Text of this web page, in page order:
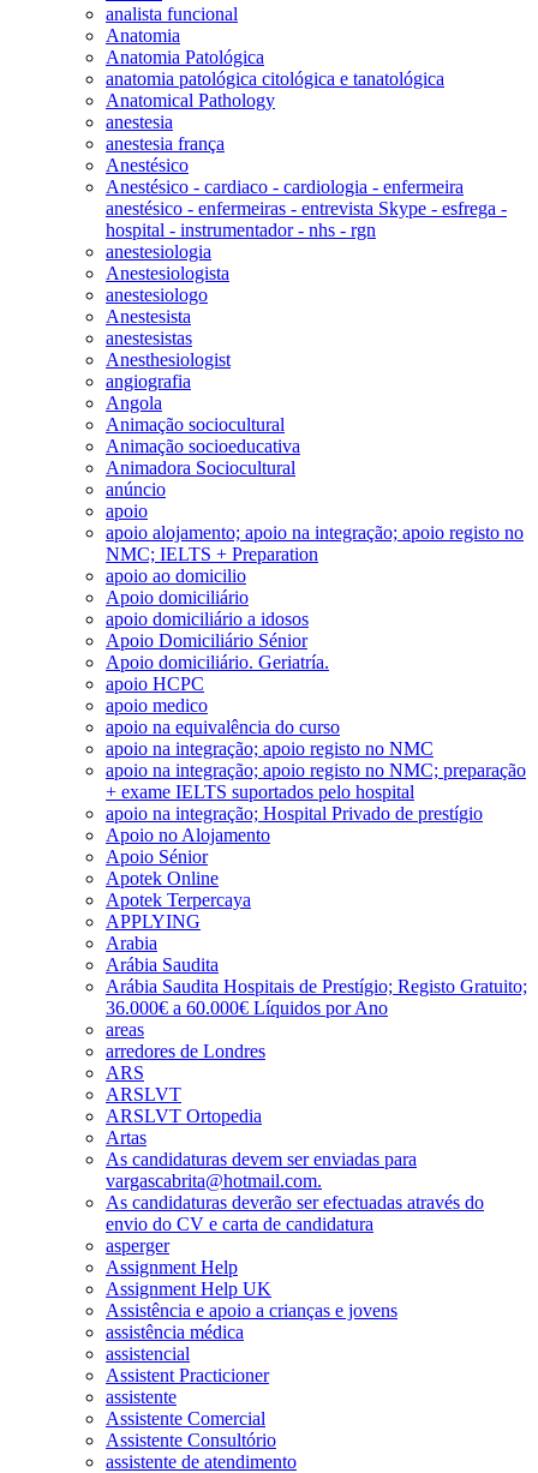
analista funcional
Anatomia
Anatomia Patológica
anatomia patológica citológica e tanatológica
Anatomical Pathology
anestesia
anestesia frança
Anestésico
Anestésico - cardiaco - cardiologia - enfermeira
anestésico - enfermeiras - entrevista Skype - esfrega -
hospital - instrumentador - nhs - rgn
anestesiologia
Anestesiologista
anestesiologo
Anestesista
anestesistas
Anesthesiologist
angiografia
Angola
Animação sociocultural
Animação socioeducativa
Animadora Sociocultural
anúncio
apoio
apoio alojamento; apoio na integração; apoio registo no
NMC; IELTS + Preparation
apoio ao domicilio
Apoio domiciliário
apoio domiciliário a idosos
Apoio Domiciliário Sénior
Apoio domiciliário. Geriatría.
apoio HCPC
apoio medico
apoio na equivalência do curso
apoio na integração; apoio registo no NMC
apoio na integração; apoio registo no NMC; preparação
+ exame IELTS suportados pelo hospital
apoio na integração; Hospital Privado de prestígio
Apoio no Alojamento
Apoio Sénior
Apotek Online
Apotek Terpercaya
APPLYING
Arabia
Arábia Saudita
Arábia Saudita Hospitais de Prestígio; Registo Gratuito;
36.000€ a 60.000€ Líquidos por Ano
areas
arredores de Londres
ARS
ARSLVT
ARSLVT Ortopedia
Artas
As candidaturas devem ser enviadas para
vargascabrita@hotmail.com.
As candidaturas deverão ser efectuadas através do
envio do CV e carta de candidatura
asperger
Assignment Help
Assignment Help UK
Assistência e apoio a crianças e jovens
assistência médica
assistencial
Assistent Practicioner
assistente
Assistente Comercial
Assistente Consultório
assistente de atendimento